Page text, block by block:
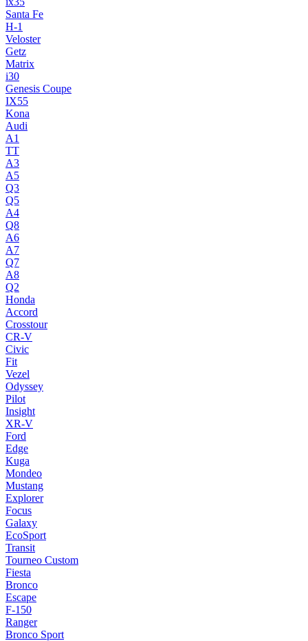
Santa Fe
H-1
Veloster
Getz
Matrix
i30
Genesis Coupe
IX55
Kona
Audi
A1
TT
A3
A5
Q3
Q5
A4
Q8
A6
A7
Q7
A8
Q2
Honda
Accord
Crosstour
CR-V
Civic
Fit
Vezel
Odyssey
Pilot
Insight
XR-V
Ford
Edge
Kuga
Mondeo
Mustang
Explorer
Focus
Galaxy
EcoSport
Transit
Tourneo Custom
Fiesta
Bronco
Escape
F-150
Ranger
Bronco Sport